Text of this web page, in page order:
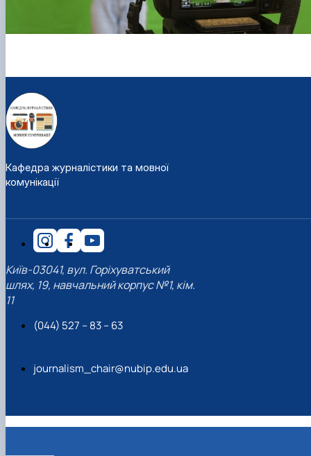
Кафедра журналістики та мовної
комунікації
Київ-03041, вул. Горіхуватський
шлях, 19, навчальний корпус №1, кім.
11
(044) 527 – 83 – 63
journalism_chair@nubip.edu.ua